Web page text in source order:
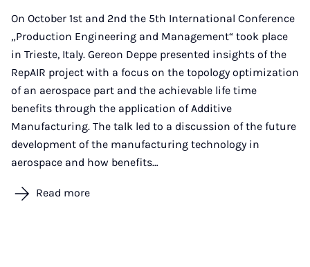
On October 1st and 2nd the 5th International Conference
„Production Engineering and Management“ took place
in Trieste, Italy. Gereon Deppe presented insights of the
RepAIR project with a focus on the topology optimization
of an aerospace part and the achievable life time
benefits through the application of Additive
Manufacturing. The talk led to a discussion of the future
development of the manufacturing technology in
aerospace and how benefits…
Read more